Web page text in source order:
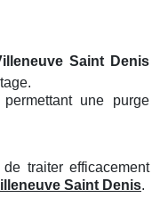
Saint Denis
une purge
traiter efficacement
Saint Denis.